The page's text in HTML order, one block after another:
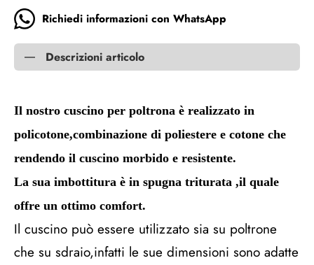
Richiedi informazioni con WhatsApp
Descrizioni articolo
Il nostro cuscino per poltrona è realizzato in
policotone,combinazione di poliestere e cotone che
rendendo il cuscino morbido e resistente.
La sua imbottitura è in spugna triturata ,il quale
offre un ottimo comfort.
Il cuscino può essere utilizzato sia su poltrone
che su sdraio,infatti le sue dimensioni sono adatte